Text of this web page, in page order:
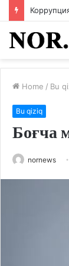
Home / Bu
Bu qiziq
Боғча
nornews